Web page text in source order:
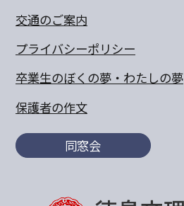
交通のご案内
プライバシーポリシー
卒業生のぼくの夢・わたしの夢
保護者の作文
同窓会